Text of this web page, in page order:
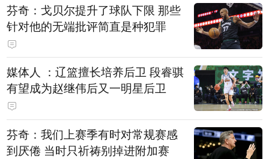
芬奇：戈贝尔提升了球队下限 那些
针对他的无端批评简直是种犯罪
媒体人 ：辽篮擅长培养后卫 段睿骐
有望成为赵继伟后又一明星后卫
芬奇：我们上赛季有时对常规赛感
到厌倦 当时只祈祷别掉进附加赛